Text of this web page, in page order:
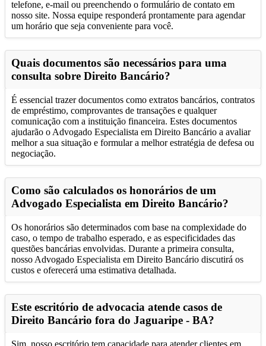
telefone, e-mail ou preenchendo o formulário de contato em
nosso site. Nossa equipe responderá prontamente para agendar
um horário que seja conveniente para você.
Quais documentos são necessários para uma
consulta sobre Direito Bancário?
É essencial trazer documentos como extratos bancários, contratos
de empréstimo, comprovantes de transações e qualquer
comunicação com a instituição financeira. Estes documentos
ajudarão o Advogado Especialista em Direito Bancário a avaliar
melhor a sua situação e formular a melhor estratégia de defesa ou
negociação.
Como são calculados os honorários de um
Advogado Especialista em Direito Bancário?
Os honorários são determinados com base na complexidade do
caso, o tempo de trabalho esperado, e as especificidades das
questões bancárias envolvidas. Durante a primeira consulta,
nosso Advogado Especialista em Direito Bancário discutirá os
custos e oferecerá uma estimativa detalhada.
Este escritório de advocacia atende casos de
Direito Bancário fora do Jaguaripe - BA?
Sim, nosso escritório tem capacidade para atender clientes em